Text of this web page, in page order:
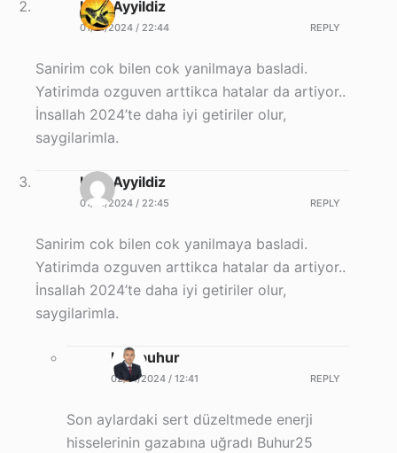
Halil Ayyildiz
01/01/2024 / 22:44 REPLY
Sanirim cok bilen cok yanilmaya basladi.
Yatirimda ozguven arttikca hatalar da artiyor..
İnsallah 2024’te daha iyi getiriler olur,
saygilarimla.
Halil Ayyildiz
01/01/2024 / 22:45 REPLY
Sanirim cok bilen cok yanilmaya basladi.
Yatirimda ozguven arttikca hatalar da artiyor..
İnsallah 2024’te daha iyi getiriler olur,
saygilarimla.
halilbuhur
02/01/2024 / 12:41 REPLY
Son aylardaki sert düzeltmede enerji
hisselerinin gazabına uğradı Buhur25